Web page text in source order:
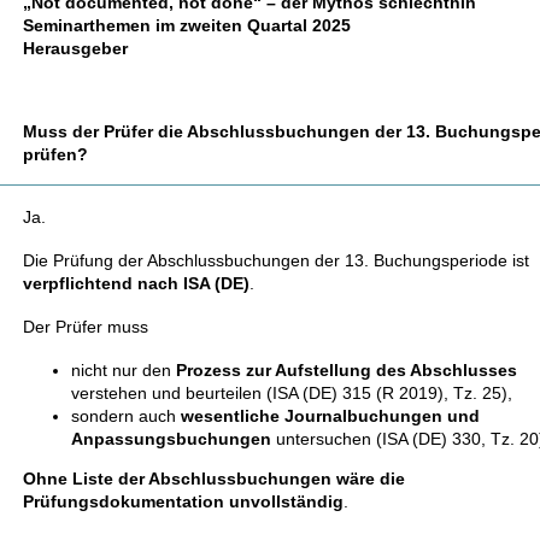
Seminarthemen im zweiten Quartal 2025
Herausgeber
Muss der Prüfer die Abschlussbuchungen der 13.
prüfen?
Ja.
Die Prüfung der Abschlussbuchungen der 13. Buchungsperiode ist
verpflichtend nach ISA (DE)
Der Prüfer muss
nicht nur den Prozess zur Aufstellung des Abschlusses
verstehen und beurteilen (ISA (DE) 315 (R 2019), Tz. 25),
sondern auch wesentliche Journalbuchungen und
Anpassungsbuchungen untersuchen (ISA (DE) 330, Tz.
Ohne Liste der Abschlussbuchungen wäre die
Prüfungsdokumentation unvollständig